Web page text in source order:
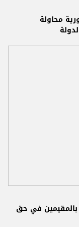
محاولة
بالمقيمين في حق